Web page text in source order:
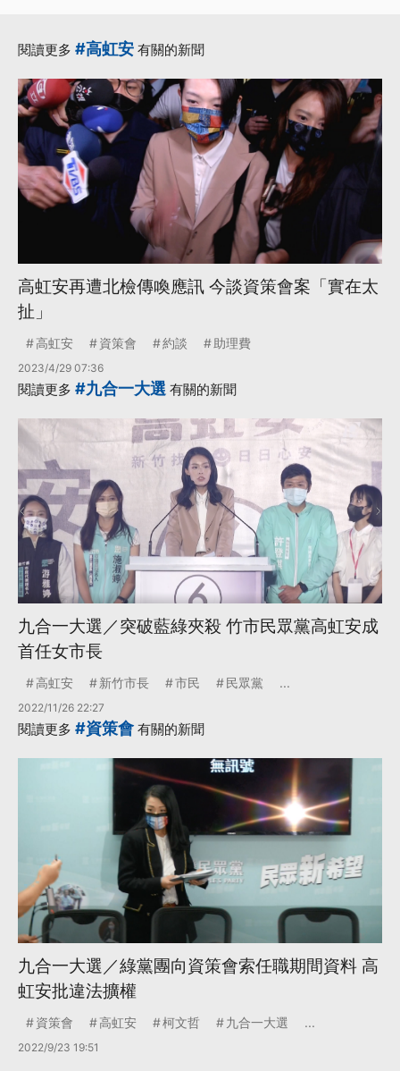
閱讀更多 #高虹安 有關的新聞
高虹安再遭北檢傳喚應訊 今談資策會案「實在太
扯」
高虹安 資策會 約談 助理費
2023/4/29 07:36
閱讀更多 #九合一大選 有關的新聞
九合一大選／突破藍綠夾殺 竹市民眾黨高虹安成
首任女市長
高虹安 新竹市長 市民 民眾黨 ...
2022/11/26 22:27
閱讀更多 #資策會 有關的新聞
九合一大選／綠黨團向資策會索任職期間資料 高
虹安批違法擴權
資策會 高虹安 柯文哲 九合一大選 ...
2022/9/23 19:51